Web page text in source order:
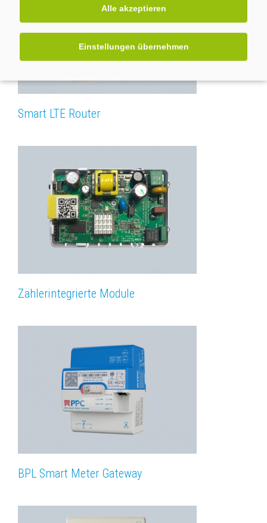
Alle akzeptieren
Einstellungen übernehmen
Smart LTE Router
Zählerintegrierte Module
BPL Smart Meter Gateway